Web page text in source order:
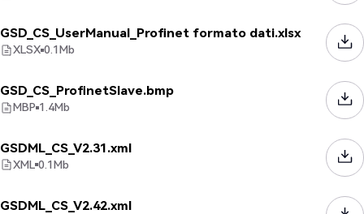
GSD_CS_UserManual_Profinet formato dati.xlsx
XLSX 0.1Mb
GSD_CS_ProfinetSlave.bmp
MBP 1.4Mb
GSDML_CS_V2.31.xml
XML 0.1Mb
GSDML_CS_V2.42.xml